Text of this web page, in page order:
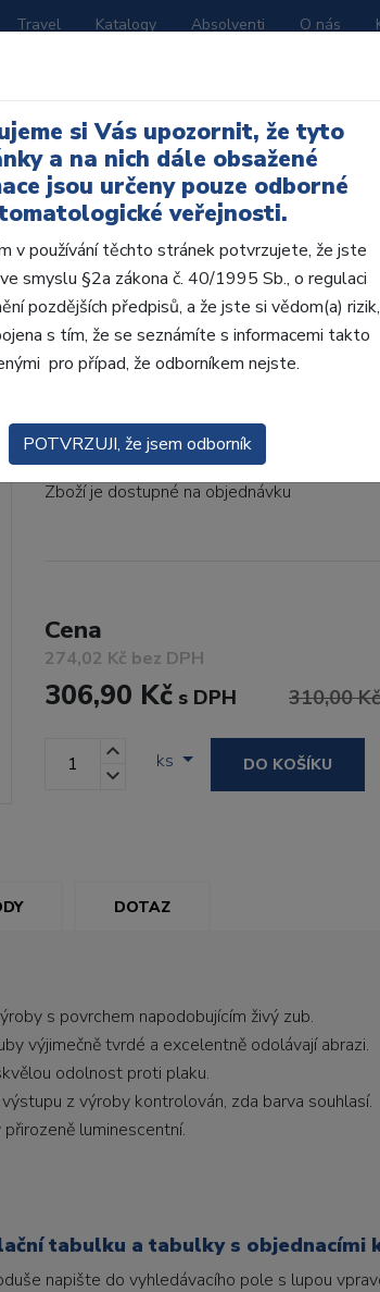
Travel Katalogy Absolventi O nás
AcryRock 1x28 S60-
• Dvouvrstvé velmi estetické pryskyřičné
zub.• Díky použití speciální pryskyřice
Kód produktu: 803655
Zboží je dostupné na objednávku
Cena
274,02 Kč bez DPH
306,90 Kč s DPH 310,00 Kč
ks DO KOŠÍKU
DOTAZ
s povrchem napodobujícím živý zub.
výjimečně tvrdé a excelentně odolávají abrazi.
odolnost proti plaku.
z výroby kontrolován, zda barva souhlasí.
luminescentní.
tabulku a tabulky s objednacími
napište do vyhledávacího pole s lupou
si Vás upozornit, že tyto
a na nich dále obsažené
jsou určeny pouze odborné
veřejnosti.
v používání těchto stránek potvrzujete, že jste
smyslu §2a zákona č. 40/1995 Sb., o regulaci
pozdějších předpisů, a že jste si vědom(a) rizik,
s tím, že se seznámíte s informacemi takto
pro případ, že odborníkem nejste.
POTVRZUJI, že jsem odborník